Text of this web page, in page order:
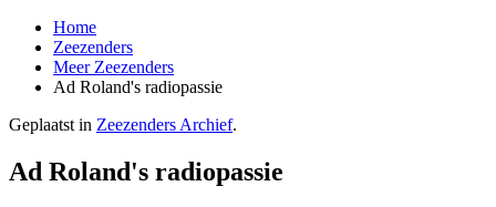
Home
Zeezenders
Meer Zeezenders
Ad Roland's radiopassie
Geplaatst in Zeezenders Archief.
Ad Roland's radiopassie